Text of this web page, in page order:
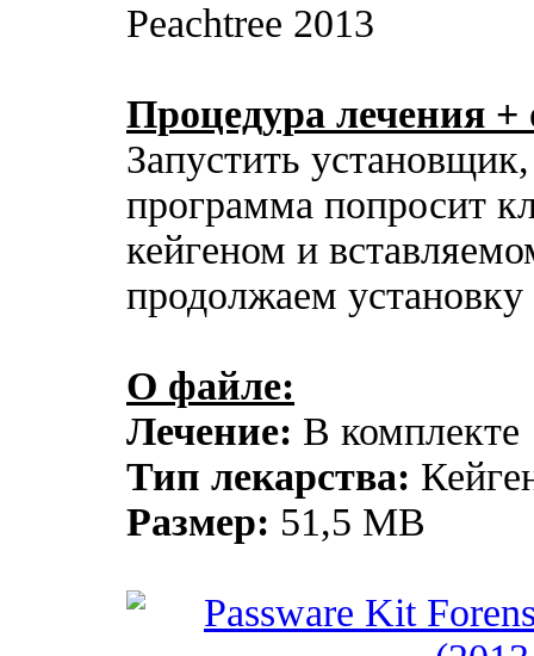
Peachtree 2013
Процедура лечения
Запустить
программа попросит
кейгеном и
продолжаем установку
О файле:
Лечение: В комплекте
Тип лекарства:
Размер: 51,5 MB